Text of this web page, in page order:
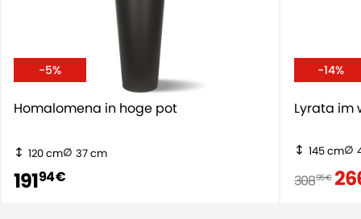
-5%
Homalomena in hoge pot
120 cm 37 cm
19194 €
-14%
Lyrata im
145 cm
30895 €